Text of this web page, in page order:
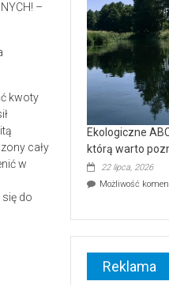
–
kwoty
cały
w
do
Ekologiczne
którą warto
22 lipca, 2026
Możliwość
Reklama